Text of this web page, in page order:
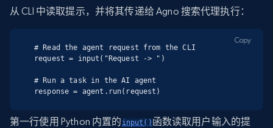
从 CLI 中读取提示，并将其传递给 Agno 搜索代理执行：
# Read the agent request from the CLI
request = input("Request -> ")
# Run a task in the AI agent
response = agent.run(request)
Copy
第一行使用 Python 内置的 input() 函数读取用户输入的提